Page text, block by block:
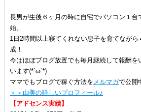
長男が生後６ヶ月の時に自宅でパソコン１台
始。
1日2時間以上寝てくれない息子を育てながら
成！
今はほぼブログ放置でも毎月継続して報酬を
います(*´ω`*)
ママでもブログで稼ぐ方法を メルマガで公開
＞＞由美の詳しいプロフィール♪
【アドセンス実績】